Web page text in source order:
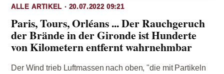
ALLE ARTIKEL · 20.07.2022 09:21
Paris, Tours, Orléans ... Der Rauchgeruch
der Brände in der Gironde ist Hunderte
von Kilometern entfernt wahrnehmbar
Der Wind trieb Luftmassen nach oben, "die mit Partikeln